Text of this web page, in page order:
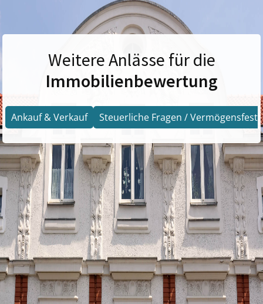
Weitere Anlässe für die
Immobilienbewertung
Ankauf & Verkauf Steuerliche Fragen /